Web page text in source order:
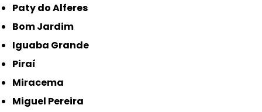
Paty do Alferes
Bom Jardim
Iguaba Grande
Piraí
Miracema
Miguel Pereira